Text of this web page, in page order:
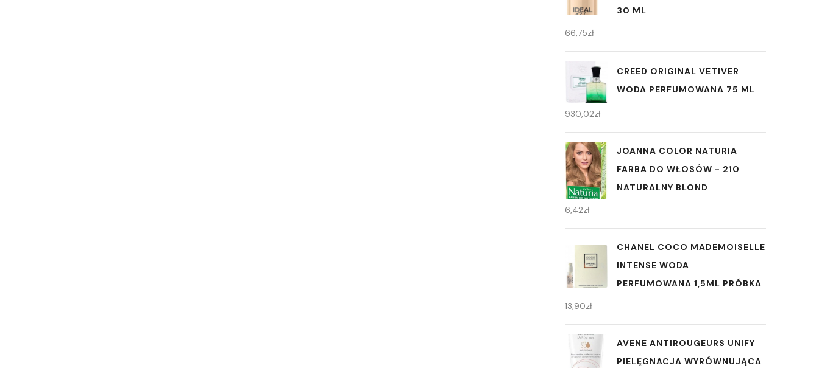
30 ML
66,75zł
CREED ORIGINAL VETIVER
WODA PERFUMOWANA 75 ML
930,02zł
JOANNA COLOR NATURIA
FARBA DO WŁOSÓW - 210
NATURALNY BLOND
6,42zł
CHANEL COCO MADEMOISELLE
INTENSE WODA
PERFUMOWANA 1,5ML PRÓBKA
13,90zł
AVENE ANTIROUGEURS UNIFY
PIELĘGNACJA WYRÓWNUJĄCA